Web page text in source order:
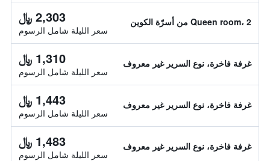
Queen room، 2 من أسرّة الكوين 2,303 ﷼
سعر الليلة شامل الرسوم
غرفة فاخرة، نوع السرير غير معروف 1,310 ﷼
سعر الليلة شامل الرسوم
غرفة فاخرة، نوع السرير غير معروف 1,443 ﷼
سعر الليلة شامل الرسوم
غرفة فاخرة، نوع السرير غير معروف 1,483 ﷼
سعر الليلة شامل الرسوم